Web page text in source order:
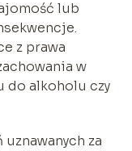
lub
z prawa
w
do alkoholu czy
za